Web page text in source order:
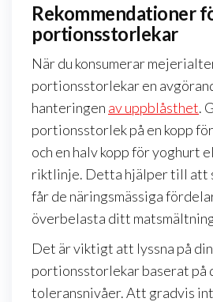
Rekommendationer
portionsstorlekar
När du konsumerar
portionsstorlekar en
hanteringen av uppblåsthet.
portionsstorlek på en kopp
och en halv kopp för yoghurt
riktlinje. Detta hjälper till att
får de näringsmässiga
överbelasta ditt
Det är viktigt att lyssna på
portionsstorlekar baserat på
toleransnivåer. Att gradvis